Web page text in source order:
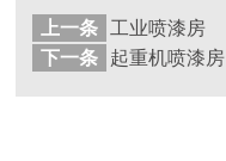
上一条
工业喷漆房
下一条
起重机喷漆房